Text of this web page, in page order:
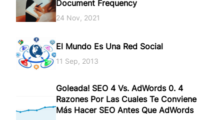
Document Frequency
24 Nov, 2021
El Mundo Es Una Red Social
11 Sep, 2013
Goleada! SEO 4 Vs. AdWords 0. 4
Razones Por Las Cuales Te Conviene
Más Hacer SEO Antes Que AdWords